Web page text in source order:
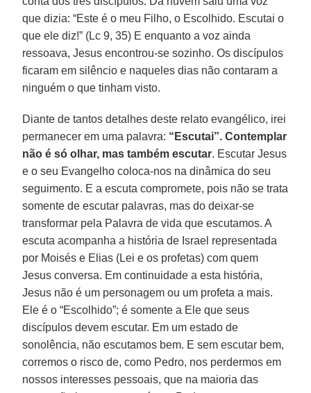
que dizia: “Este é o meu Filho, o Escolhido. Escutai o
que ele diz!” (Lc 9, 35) E enquanto a voz ainda
ressoava, Jesus encontrou-se sozinho. Os discípulos
ficaram em silêncio e naqueles dias não contaram a
ninguém o que tinham visto.
Diante de tantos detalhes deste relato evangélico, irei
permanecer em uma palavra: “Escutai”. Contemplar
não é só olhar, mas também escutar. Escutar Jesus
e o seu Evangelho coloca-nos na dinâmica do seu
seguimento. E a escuta compromete, pois não se trata
somente de escutar palavras, mas do deixar-se
transformar pela Palavra de vida que escutamos. A
escuta acompanha a história de Israel representada
por Moisés e Elias (Lei e os profetas) com quem
Jesus conversa. Em continuidade a esta história,
Jesus não é um personagem ou um profeta a mais.
Ele é o “Escolhido”; é somente a Ele que seus
discípulos devem escutar. Em um estado de
sonolência, não escutamos bem. E sem escutar bem,
corremos o risco de, como Pedro, nos perdermos em
nossos interesses pessoais, que na maioria das